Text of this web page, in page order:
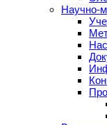
Научно-